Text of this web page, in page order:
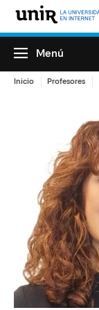
Menú
Inicio Profesores